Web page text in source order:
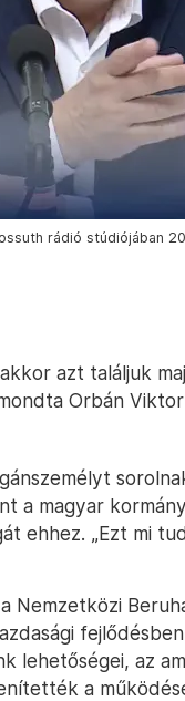
rádió stúdiójában
azt találjuk
Orbán
a magyar
ehhez. „Ezt mi
Nemzetközi
lehetőségei, az
a